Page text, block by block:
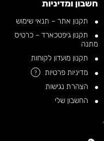
חשבון ומדיניות
תקנון אתר – תנאי שימוש
תקנון גיפטכארד – כרטיס
מתנה
תקנון מועדון לקוחות
מדיניות פרטיות
?
הצהרת נגישות
החשבון שלי